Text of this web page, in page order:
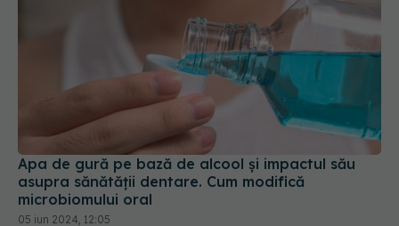
Apa de gură pe bază de alcool și impactul său
asupra sănătății dentare. Cum modifică
microbiomului oral
05 iun 2024, 12:05